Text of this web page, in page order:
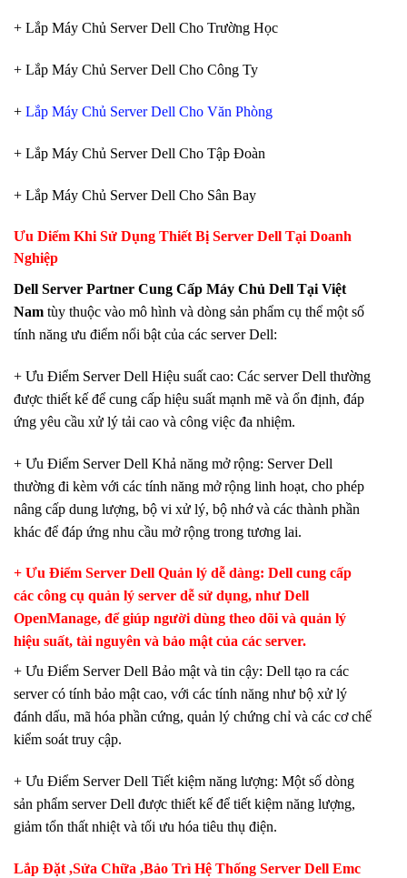
+ Lắp Máy Chủ Server Dell Cho Trường Học
+ Lắp Máy Chủ Server Dell Cho Công Ty
+ Lắp Máy Chủ Server Dell Cho Văn Phòng
+ Lắp Máy Chủ Server Dell Cho Tập Đoàn
+ Lắp Máy Chủ Server Dell Cho Sân Bay
Ưu Diểm Khi Sử Dụng Thiết Bị Server Dell Tại Doanh
Nghiệp
Dell Server Partner Cung Cấp Máy Chủ Dell Tại Việt
Nam tùy thuộc vào mô hình và dòng sản phẩm cụ thể một số
tính năng ưu điểm nổi bật của các server Dell:
+ Ưu Điểm Server Dell Hiệu suất cao: Các server Dell thường
được thiết kế để cung cấp hiệu suất mạnh mẽ và ổn định, đáp
ứng yêu cầu xử lý tải cao và công việc đa nhiệm.
+ Ưu Điểm Server Dell Khả năng mở rộng: Server Dell
thường đi kèm với các tính năng mở rộng linh hoạt, cho phép
nâng cấp dung lượng, bộ vi xử lý, bộ nhớ và các thành phần
khác để đáp ứng nhu cầu mở rộng trong tương lai.
+ Ưu Điểm Server Dell Quản lý dễ dàng: Dell cung cấp
các công cụ quản lý server dễ sử dụng, như Dell
OpenManage, để giúp người dùng theo dõi và quản lý
hiệu suất, tài nguyên và bảo mật của các server.
+ Ưu Điểm Server Dell Bảo mật và tin cậy: Dell tạo ra các
server có tính bảo mật cao, với các tính năng như bộ xử lý
đánh dấu, mã hóa phần cứng, quản lý chứng chỉ và các cơ chế
kiểm soát truy cập.
+ Ưu Điểm Server Dell Tiết kiệm năng lượng: Một số dòng
sản phẩm server Dell được thiết kế để tiết kiệm năng lượng,
giảm tổn thất nhiệt và tối ưu hóa tiêu thụ điện.
Lắp Đặt ,Sửa Chữa ,Bảo Trì Hệ Thống Server Dell Emc